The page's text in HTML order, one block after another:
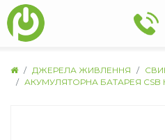
ДЖЕРЕЛА ЖИВЛЕННЯ
АКУМУЛЯТОРНА БАТАРЕЯ CSB